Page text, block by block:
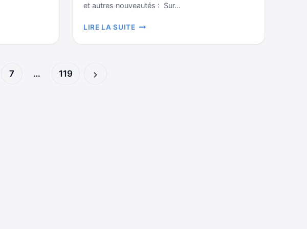
et autres nouveautés : Sur…
LIRE LA SUITEQUEL
L’ESPACE
7 …
119